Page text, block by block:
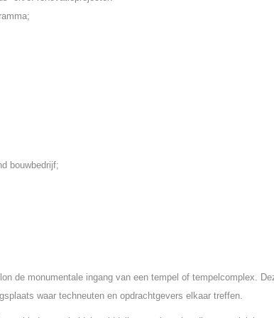
bouwbedrijf;
de monumentale ingang van een tempel of tempelcomplex.
waar techneuten en opdrachtgevers elkaar treffen.